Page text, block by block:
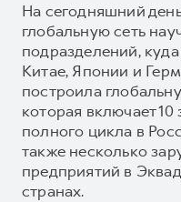
На сегодняшний
глобальную сеть
подразделений,
Китае, Японии и
построила
которая включает 10
полного цикла в
также несколько
предприятий в
странах.